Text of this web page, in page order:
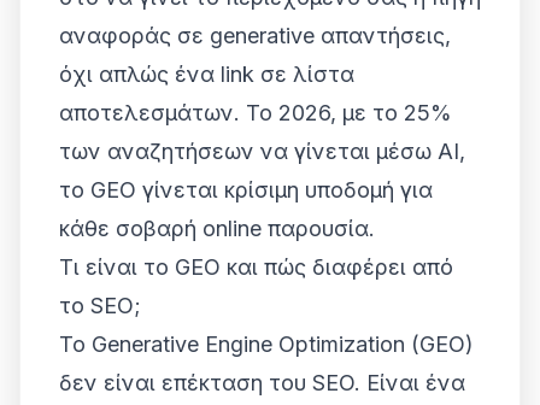
αναφοράς σε generative απαντήσεις,
όχι απλώς ένα link σε λίστα
αποτελεσμάτων. Το 2026, με το 25%
των αναζητήσεων να γίνεται μέσω AI,
το GEO γίνεται κρίσιμη υποδομή για
κάθε σοβαρή online παρουσία.
Τι είναι το GEO και πώς διαφέρει από
το SEO;
Το Generative Engine Optimization (GEO)
δεν είναι επέκταση του SEO. Είναι ένα